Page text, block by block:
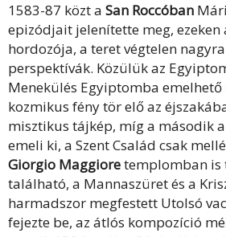
1583-87 közt a San Roccóban
epizódjait jelenítette meg, ezeken
hordozója, a teret végtelen
perspektívák. Közülük az
Menekülés Egyiptomba emelhető
kozmikus fény tör elő az
misztikus tájkép, míg a második
emeli ki, a Szent Család csak
Giorgio Maggioretemplomban is
található, a Mannaszüret és a
harmadszor megfestett Utolsó
fejezte be, az átlós kompozíció